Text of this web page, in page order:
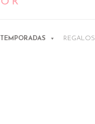
TEMPORADAS REGALOS